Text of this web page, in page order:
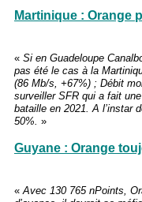
Martinique : Orange
« Si en Guadeloupe
pas été le cas à la
(86 Mb/s, +67%) ; Débit
surveiller SFR qui a fait
bataille en 2021. A l’instar
50%. »
Guyane : Orange
« Avec 130 765 nPoints,